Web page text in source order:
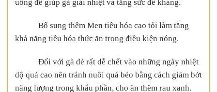
uống để giúp gà giải nhiệt và tăng sức đề kháng.
Bổ sung thêm Men tiêu hóa cao tỏi làm tăng
khả năng tiêu hóa thức ăn trong điều kiện nóng.
Đối với gà đẻ rất dễ chết vào những ngày nhiệt
độ quá cao nên tránh nuôi quá béo bằng cách giảm bớt
năng lượng trong khẩu phần, cho ăn thêm rau xanh.